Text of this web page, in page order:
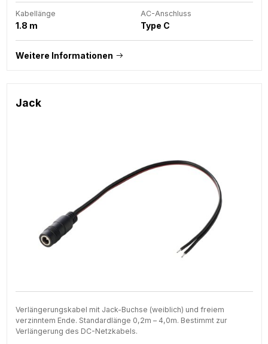
Kabellänge
1.8 m
AC-Anschluss
Type C
Weitere Informationen
Jack
Verlängerungskabel mit Jack-Buchse (weiblich) und freiem
verzinntem Ende. Standardlänge 0,2m – 4,0m. Bestimmt zur
Verlängerung des DC-Netzkabels.